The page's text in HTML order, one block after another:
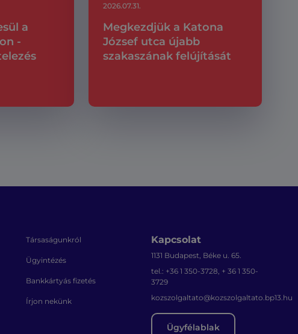
a
-
Megkezdjük a Katona
József utca újabb
szakaszának felújítását
2026.07.31.
Társaságunkról
Ügyintézés
Bankkártyás fizetés
Írjon nekünk
Kapcsolat
1131 Budapest, Béke u. 65.
tel.: +36 1 350-3728, + 36 1 350-
3729
kozszolgaltato@kozszolgaltato.bp13.hu
Ügyfélablak